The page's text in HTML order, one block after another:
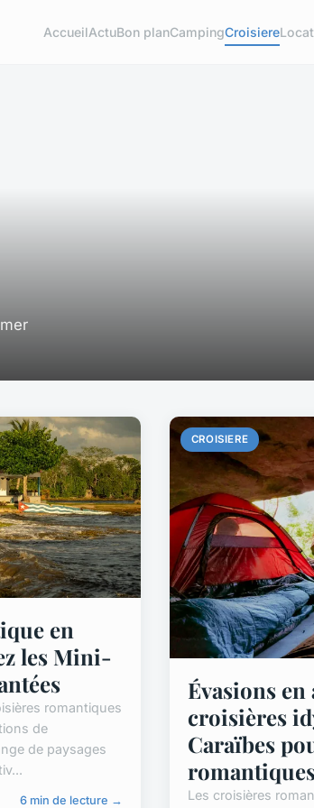
AccueilActuBon planCampingCroisiere
en
les Mini-
romantiques
de
de paysages
6 min de lecture →
CROISIERE
Évasions
croisières
Caraïbes
Les croisières